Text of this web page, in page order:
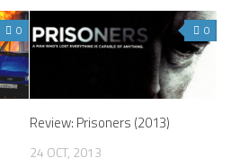
0 0
Review: Prisoners (2013)
24 OCT, 2013